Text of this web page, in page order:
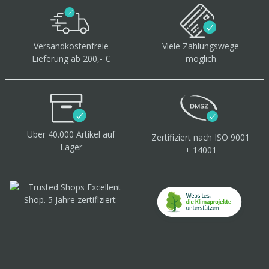
Versandkostenfreie
Lieferung ab 200,- €
Viele Zahlungswege
möglich
Über 40.000 Artikel auf
Lager
Zertifiziert nach ISO 9001
+ 14001